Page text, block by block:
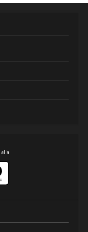
alla